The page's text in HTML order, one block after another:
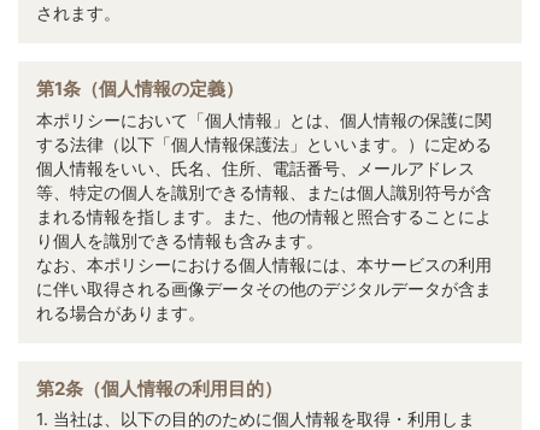
されます。
第1条（個人情報の定義）
本ポリシーにおいて「個人情報」とは、個人情報の保護に関
する法律（以下「個人情報保護法」といいます。）に定める
個人情報をいい、氏名、住所、電話番号、メールアドレス
等、特定の個人を識別できる情報、または個人識別符号が含
まれる情報を指します。また、他の情報と照合することによ
り個人を識別できる情報も含みます。
なお、本ポリシーにおける個人情報には、本サービスの利用
に伴い取得される画像データその他のデジタルデータが含ま
れる場合があります。
第2条（個人情報の利用目的）
1. 当社は、以下の目的のために個人情報を取得・利用しま